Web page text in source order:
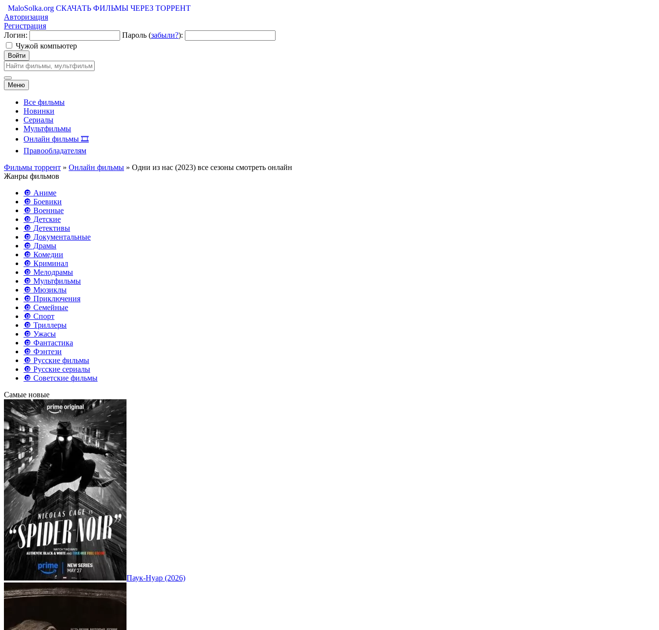
MaloSolka.org СКАЧАТЬ ФИЛЬМЫ ЧЕРЕЗ ТОРРЕНТ
Авторизация
Регистрация
Логин:
Пароль (забыли?):
Чужой компьютер
Войти
Меню
Все фильмы
Новинки
Сериалы
Мультфильмы
Онлайн фильмы 🎞️
Правообладателям
Фильмы торрент » Онлайн фильмы » Одни из нас (2023) все сезоны смотреть онлайн
Жанры фильмов
🔘 Аниме
🔘 Боевики
🔘 Военные
🔘 Детские
🔘 Детективы
🔘 Документальные
🔘 Драмы
🔘 Комедии
🔘 Криминал
🔘 Мелодрамы
🔘 Мультфильмы
🔘 Мюзиклы
🔘 Приключения
🔘 Семейные
🔘 Спорт
🔘 Триллеры
🔘 Ужасы
🔘 Фантастика
🔘 Фэнтези
🔘 Русские фильмы
🔘 Русские сериалы
🔘 Советские фильмы
Самые новые
Паук-Нуар (2026)